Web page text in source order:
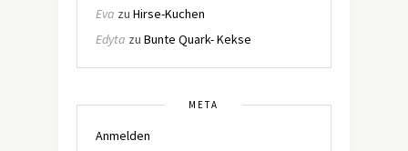
Eva zu Hirse-Kuchen
Edyta zu Bunte Quark- Kekse
META
Anmelden